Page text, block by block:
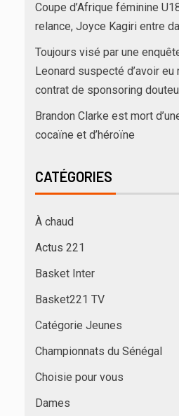
Coupe d’Afrique féminine
relance, Joyce Kagiri entre
Toujours visé par une
Leonard suspecté d’avoir eu
contrat de sponsoring
Brandon Clarke est mort
cocaïne et d’héroïne
CATÉGORIES
À chaud
Actus 221
Basket Inter
Basket221 TV
Catégorie Jeunes
Championnats du Sénégal
Choisie pour vous
Dames